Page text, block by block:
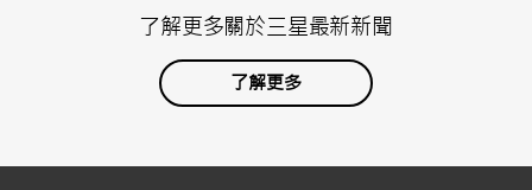
了解更多關於三星最新新聞
了解更多